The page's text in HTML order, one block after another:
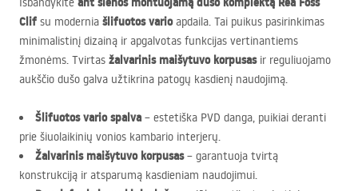
Clif su modernia šlifuotos varioapdaila. Tai puikus pasirinkimas
minimalistinį dizainą ir apgalvotas funkcijas vertinantiems
žmonėms. Tvirtas žalvarinis maišytuvo korpusasir reguliuojamo
aukščio dušo galva užtikrina patogų kasdienį naudojimą.
Šlifuotos vario spalva – estetiška PVD danga, puikiai deranti
prie šiuolaikinių vonios kambario interjerų.
Žalvarinis maišytuvo korpusas– garantuoja tvirtą
konstrukciją ir atsparumą kasdieniam naudojimui.